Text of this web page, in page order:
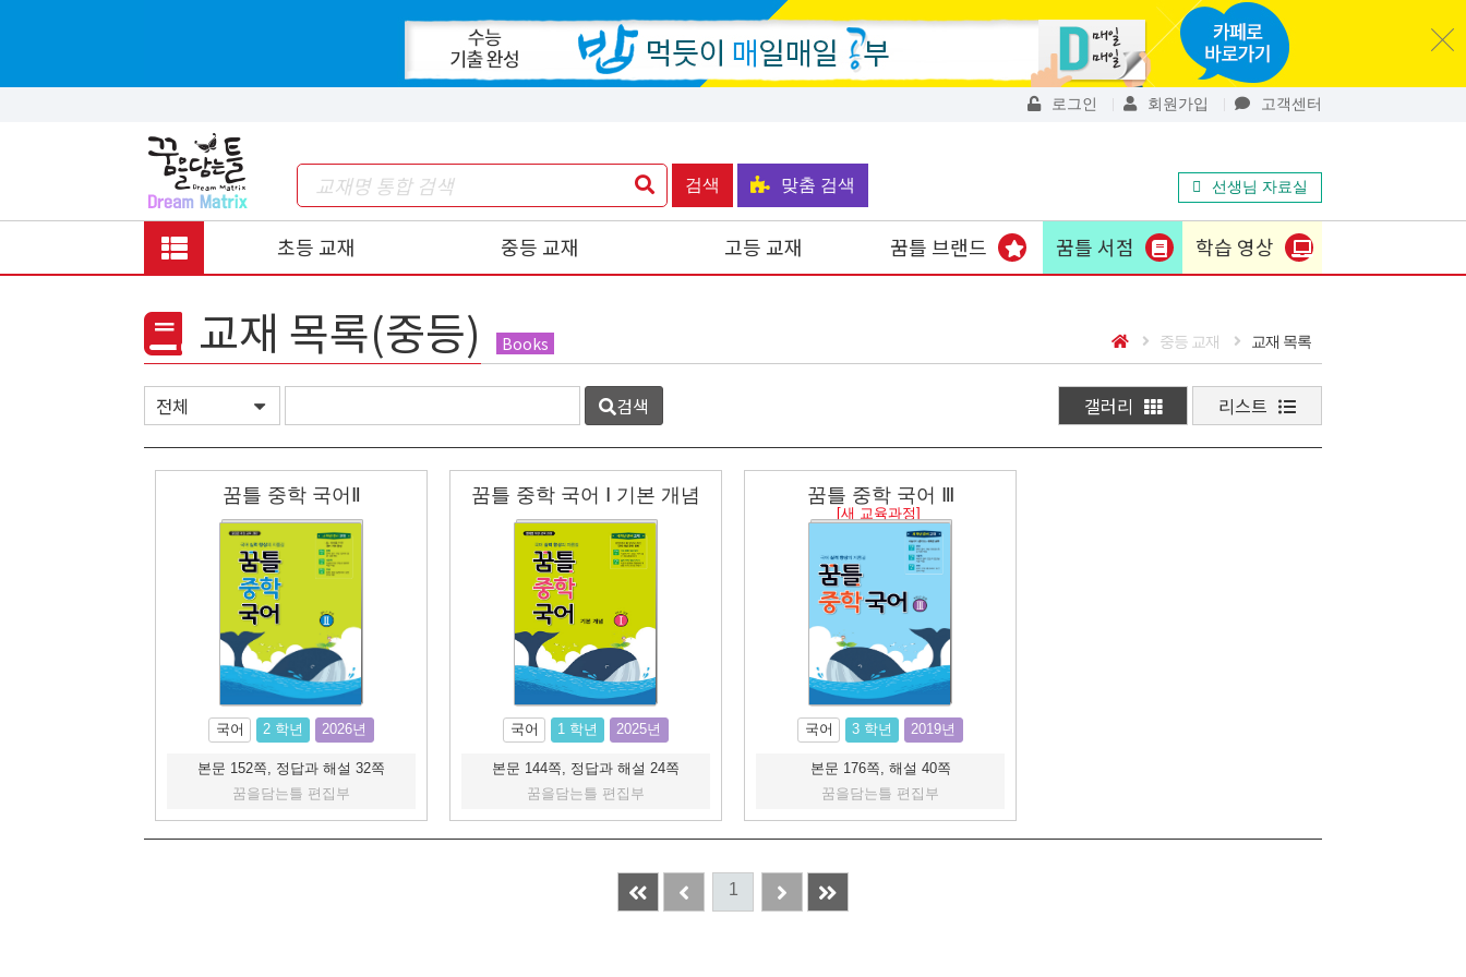
로그인 회원가입 고객센터
검색 맞춤 검색 선생님 자료실
초등 교재 중등 교재 고등 교재 꿈틀 브랜드 꿈틀 서점 학습 영상
교재 목록(중등) Books 중등 교재 교재 목록
검색 갤러리 리스트
꿈틀 중학 국어Ⅱ
국어 2 학년 2026년
본문 152쪽, 정답과 해설 32쪽
꿈을담는틀 편집부
꿈틀 중학 국어 Ⅰ 기본 개념
국어 1 학년 2025년
본문 144쪽, 정답과 해설 24쪽
꿈을담는틀 편집부
[새 교육과정]
꿈틀 중학 국어 Ⅲ
국어 3 학년 2019년
본문 176쪽, 해설 40쪽
꿈을담는틀 편집부
1